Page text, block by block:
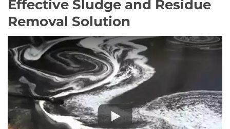
Effective Sludge and Residue
Removal Solution